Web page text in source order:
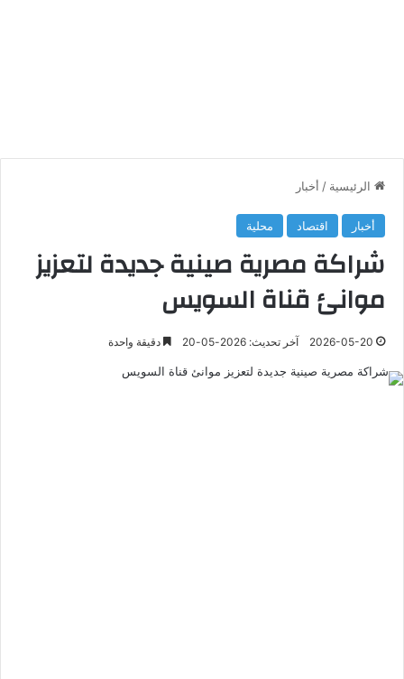
الرئيسية / أخبار
أخبار اقتصاد محلية
شراكة مصرية صينية جديدة لتعزيز
موانئ قناة السويس
2026-05-20 آخر تحديث: 2026-05-20 دقيقة واحدة